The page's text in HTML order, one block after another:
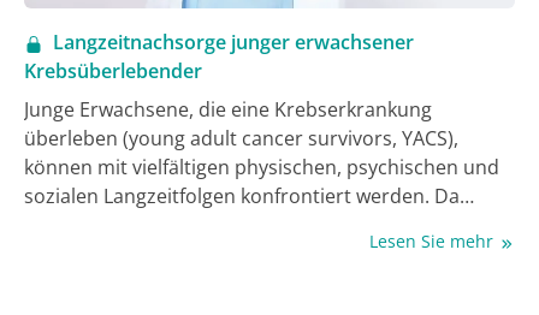
Langzeitnachsorge junger erwachsener
Krebsüberlebender
Junge Erwachsene, die eine Krebserkrankung
überleben (young adult cancer survivors, YACS),
können mit vielfältigen physischen, psychischen und
sozialen Langzeitfolgen konfrontiert werden. Da
oft fehlen, werden meist Empfehlungen aus der
Lesen Sie mehr